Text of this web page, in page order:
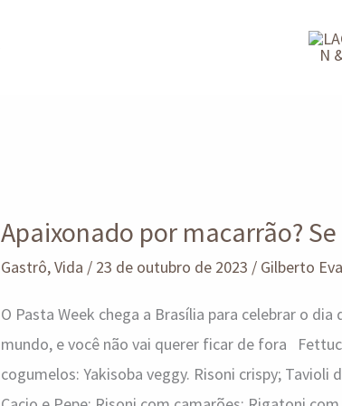
Apaixonado por macarrão?
Gastrô,Vida / 23 de outubro de 2023 / Gilberto
O Pasta Week chega a Brasília para celebrar o
mundo, e você não vai querer ficar de fora
cogumelos: Yakisoba veggy. Risoni crispy;
macarrão?
Se
neste
Festival